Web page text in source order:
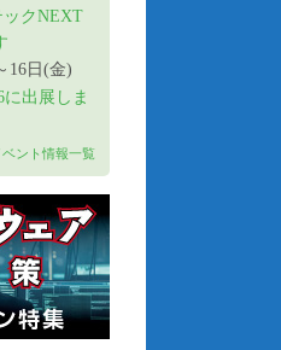
ックNEXT
16日(金)
に出展しま
ベント情報一覧